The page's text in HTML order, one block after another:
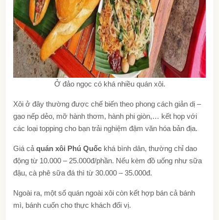
Ở đảo ngọc có khá nhiều quán xôi.
Xôi ở đây thường được chế biến theo phong cách giản dị –
gạo nếp dẻo, mỡ hành thơm, hành phi giòn,… kết họp với
các loại topping cho bạn trải nghiệm đậm văn hóa bản địa.
Giá cả quán xôi Phú Quốc khá bình dân, thường chỉ dao
động từ 10.000 – 25.000đ/phần. Nếu kèm đồ uống như sữa
đậu, cà phê sữa đá thì từ 30.000 – 35.000đ.
Ngoài ra, một số quán ngoài xôi còn kết hợp bán cả bánh
mì, bánh cuốn cho thực khách đổi vị.